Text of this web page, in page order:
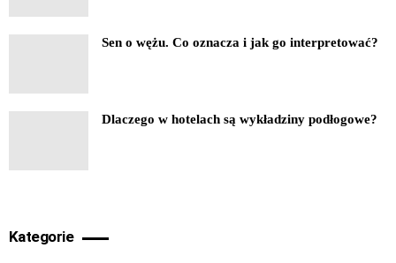
Sen o wężu. Co oznacza i jak go interpretować?
Dlaczego w hotelach są wykładziny podłogowe?
Kategorie